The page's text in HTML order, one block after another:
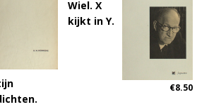
Wiel. X
kijkt in Y.
€8.50